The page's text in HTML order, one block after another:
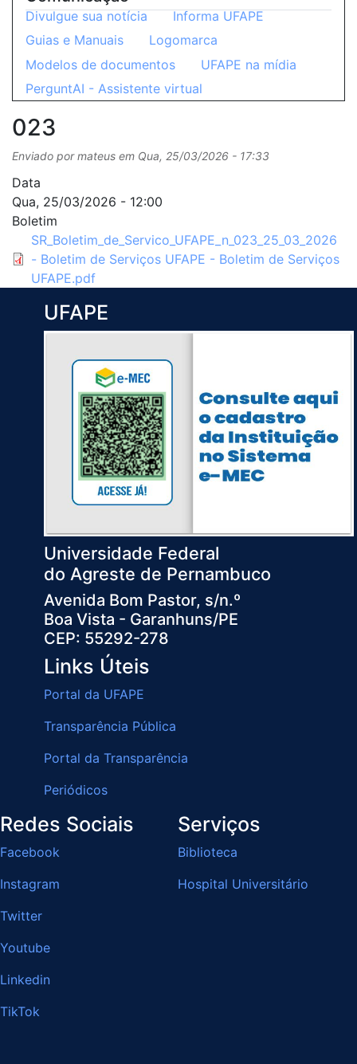
023
Enviado pormateus em Qua, 25/03/2026 - 17:33
Data
Qua, 25/03/2026 - 12:00
Boletim
SR_Boletim_de_Servico_UFAPE_n_023_25_03_2026
- Boletim de Serviços UFAPE - Boletim de Serviços
UFAPE.pdf
Divulgue sua notícia
Informa UFAPE
Guias e Manuais
Logomarca
Modelos de documentos
UFAPE na mídia
PerguntAI - Assistente virtual
UFAPE
Universidade Federal
do Agreste de Pernambuco
Avenida Bom Pastor, s/n.º
Boa Vista - Garanhuns/PE
CEP: 55292-278
Links Úteis
Portal da UFAPE
Transparência Pública
Portal da Transparência
Periódicos
Redes Sociais
Facebook
Instagram
Twitter
Youtube
Linkedin
TikTok
Serviços
Biblioteca
Hospital Universitário